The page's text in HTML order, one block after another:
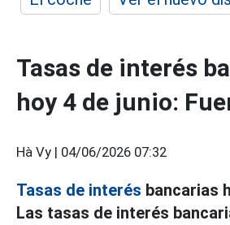
Tasas de interés
hoy 4 de junio:
Hà Vy | 04/06/2026 07:32
Tasas de interés bancarias
Las tasas de interés